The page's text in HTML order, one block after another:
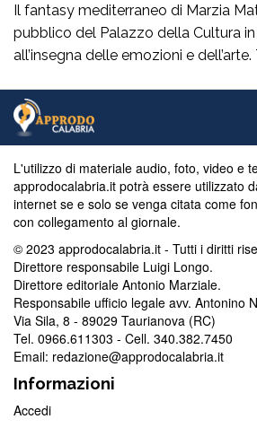
Il fantasy mediterraneo di Marzia
pubblico del Palazzo della Cultura
all’insegna delle emozioni e dell’arte.
creare dei ponti autentici tra le
sta percorrendo la strada giusta.È
accaduto giovedì 6 […]
L'utilizzo di materiale audio, foto, video e
approdocalabria.it potrà essere utilizzato
internet se e solo se venga citata come
con collegamento al giornale.
© 2023 approdocalabria.it - Tutti i diritti
Direttore responsabile Luigi Longo.
Direttore editoriale Antonio Marziale.
Responsabile ufficio legale avv. Antonino
Via Sila, 8 - 89029 Taurianova (RC)
Tel. 0966.611303 - Cell. 340.382.7450
Email: redazione@approdocalabria.it
Informazioni
Accedi